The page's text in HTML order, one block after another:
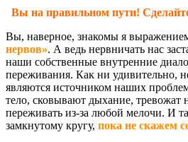
Вы на правильном пути!
Вы, наверное, знакомы я
нервов». А ведь нервничать нас
наши собственные внутренние
переживания. Как ни удивительно,
являются источником наших
тело, сковывают дыхание, тревожат
переживать из-за любой мелочи. И
замкнутому кругу, пока не скажем